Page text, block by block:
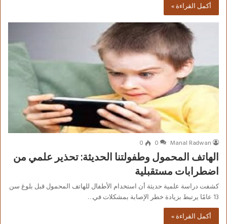
أكمل القراءة »
Manal Radwan
0
0
الهاتف المحمول وطفولتنا الحديثة: تحذير علمي من
اضطرابات مستقبلية
كشفت دراسة علمية حديثة أن استخدام الأطفال للهاتف المحمول قبل بلوغ سن
13 عامًا يرتبط بزيادة خطر الإصابة بمشكلات في…
أكمل القراءة »